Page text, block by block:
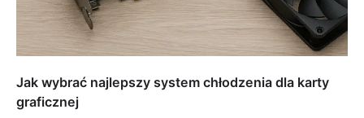
Jak wybrać najlepszy system chłodzenia dla karty
graficznej